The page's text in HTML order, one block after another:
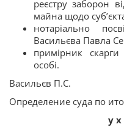
реєстру заборон
майна щодо
нотаріально
Васильєва Павла
примірник скарги
особі.
Васильєв П.С.
Определение суда по
у х